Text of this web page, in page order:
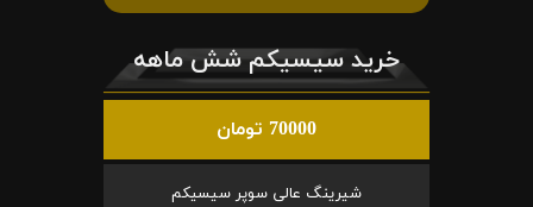
خرید سیسیکم شش ماهه
70000 تومان
شیرینگ عالی سوپر سیسیکم